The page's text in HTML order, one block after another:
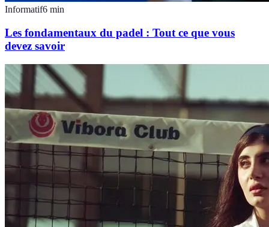
Informatif6 min
Les fondamentaux du padel : Tout ce que vous
devez savoir